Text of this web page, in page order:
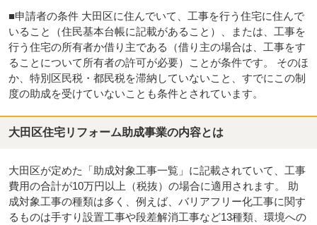
■申請者の条件 大田区に住んでいて、工事を行う住宅に住んで
いること（住民基本台帳に記載があること）、または、工事を
行う住宅の所有者か借り主である（借り主の場合は、工事をす
ることについて所有者の許可が必要）ことが条件です。 そのほ
か、特別区民税・都民税を滞納していないこと、すでにこの制
度の助成を受けていないことも条件とされています。
大田区住宅リフォーム助成事業の内容とは
大田区が定めた「助成対象工事一覧」に記載されていて、工事
費用の合計が10万円以上（税抜）の場合に適用されます。 助
成対象工事の種類は多く、例えば、バリアフリー化工事に関す
るものは手すり設置工事や段差解消工事など13種類、環境への